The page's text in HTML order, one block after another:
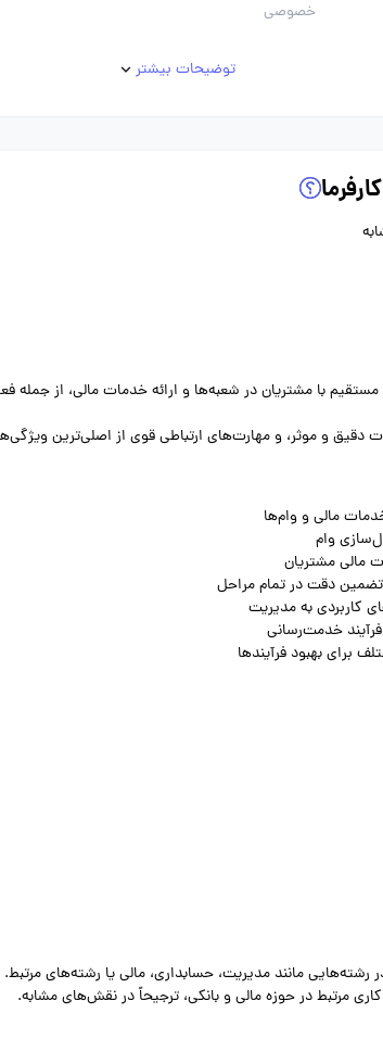
خصوصی
توضیحات بیشتر
با مشتریان در شعبه‌ها و ارائه خدمات مالی، از جمله
دقیق و موثر، و مهارت‌های ارتباطی قوی از اصلی‌ترین
مالی و وام‌ها
وام
مالی مشتریان
دقت در تمام مراحل
کاربردی به مدیریت
خدمت‌رسانی
برای بهبود فرآیندها
مانند مدیریت، حسابداری، مالی یا رشته‌های مرتبط.
مرتبط در حوزه مالی و بانکی، ترجیحاً در نقش‌های مشابه.